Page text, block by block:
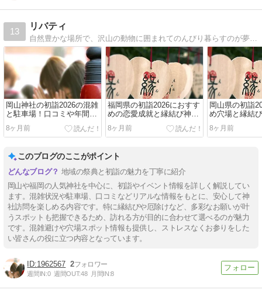
13
リバティ
自然豊かな場所で、沢山の動物に囲まれてのんびり暮らすのが夢です。
岡山神社の初詣2026の混雑
と駐車場！口コミや年間イ
ベントも調査！
8ヶ月前
福岡県の初詣2026におすす
めの恋愛成就と縁結び神社
8ヶ月前
岡山県の初詣
め穴場と縁結
ット神社4選
8ヶ月前
このブログのここがポイント
地域の祭典と初詣の魅力を丁寧に紹介
岡山や福岡の人気神社を中心に、初詣やイベント情報を詳しく解説してい
ます。混雑状況や駐車場、口コミなどリアルな情報をもとに、安心して神
社訪問を楽しめる内容です。特に縁結びや厄除けなど、多彩なお願いが叶
うスポットも把握できるため、訪れる方が目的に合わせて選べるのが魅力
です。混雑避けや穴場スポット情報も提供し、ストレスなくお参りをした
い皆さんの役に立つ内容となっています。
1962567 2
週間IN:0 週間OUT:48 月間IN:8